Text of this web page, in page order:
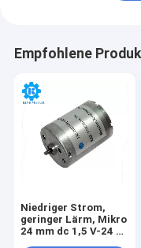
Empfohlene
Niedriger Strom,
geringer Lärm, Mikro
24 mm dc 1,5 V-24 V